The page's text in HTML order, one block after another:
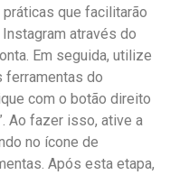
⁢que facilitarão
através​ do
Em seguida,⁢ utilize
ferramentas⁢ do
com​ o botão direito
Ao⁤ fazer isso, ative ⁤a
no ícone⁢ de
Após‍ esta etapa,